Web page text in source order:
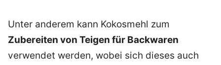
Unter anderem kann Kokosmehl zum
Zubereiten von Teigen für Backwaren
verwendet werden, wobei sich dieses auch